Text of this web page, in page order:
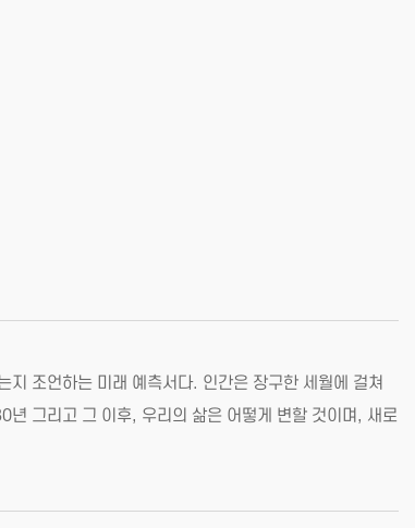
지 조언하는 미래 예측서다. 인간은 장구한 세월에 걸쳐
그리고 그 이후, 우리의 삶은 어떻게 변할 것이며, 새로